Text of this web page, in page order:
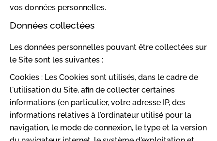
vos données personnelles.
Données collectées
Les données personnelles pouvant être collectées sur
le Site sont les suivantes :
Cookies : Les Cookies sont utilisés, dans le cadre de
l'utilisation du Site, afin de collecter certaines
informations (en particulier, votre adresse IP, des
informations relatives à l'ordinateur utilisé pour la
navigation, le mode de connexion, le type et la version